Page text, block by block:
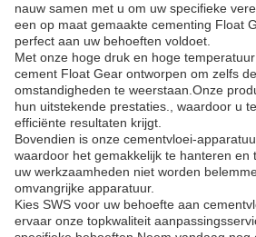
nauw samen met u om uw specifieke
een op maat gemaakte cementing Float
perfect aan uw behoeften voldoet.
Met onze hoge druk en hoge
cement Float Gear ontworpen om zelfs
omstandigheden te weerstaan.Onze
hun uitstekende prestaties., waardoor u
efficiënte resultaten krijgt.
Bovendien is onze cementvloei-
waardoor het gemakkelijk te hanteren en
uw werkzaamheden niet worden
omvangrijke apparatuur.
Kies SWS voor uw behoefte aan
ervaar onze topkwaliteit